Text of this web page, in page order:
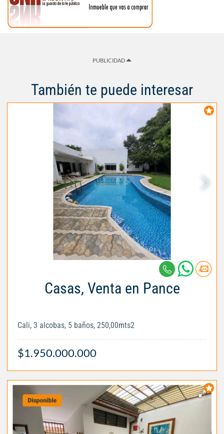
PUBLICIDAD
También te puede interesar
Casas, Venta en Pance
Cali, 3 alcobas, 5 baños, 250,00mts2
$1.950.000.000